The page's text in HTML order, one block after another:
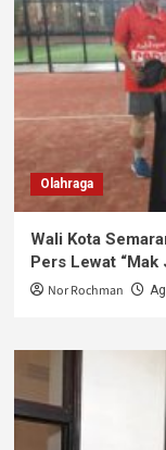
Olahraga
Wali Kota
Pers Lewat “Mak
Nor Rochman